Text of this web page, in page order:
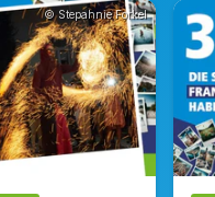
© Stepahnie Forkel